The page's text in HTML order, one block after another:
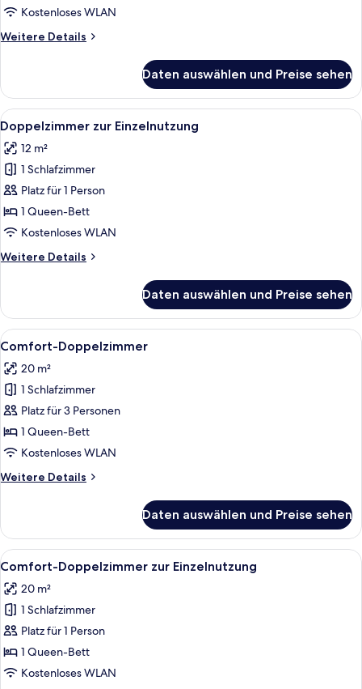
Kostenloses WLAN
Weitere Details
Weitere
Untergeschoss
Daten auswählen und Preise sehen
Alle
Fotos
für
Doppelzimmer
zur
Einzelnutzung
anzeigen
Ein Doppelbett mit weißer
4
Doppelzimmer zur Einzelnutzung
12 m²
1 Schlafzimmer
Platz für 1 Person
1 Queen-Bett
Kostenloses WLAN
Weitere Details
Weitere
zur
Einzelnutzung
Daten auswählen und Preise sehen
Alle
Fotos
für
Comfort-
Doppelzimmer
anzeigen
Ein Hotelzimmer mit einem
5
Comfort-Doppelzimmer
20 m²
1 Schlafzimmer
Platz für 3 Personen
1 Queen-Bett
Kostenloses WLAN
Weitere Details
Weitere
Doppelzimmer
Daten auswählen und Preise sehen
Alle
Fotos
für
Comfort-
Doppelzimmer
zur
Einzelnutzung
Ein Schlafzimmer mit einem
5
Comfort-Doppelzimmer zur Einzelnutzung
20 m²
1 Schlafzimmer
Platz für 1 Person
1 Queen-Bett
Kostenloses WLAN